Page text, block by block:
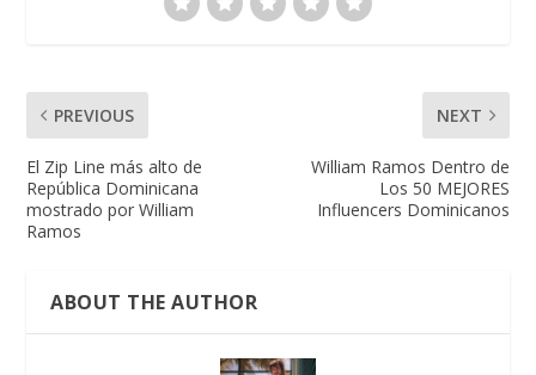
PREVIOUS
El Zip Line más alto de
República Dominicana
mostrado por William
Ramos
NEXT
William Ramos Dentro de
Los 50 MEJORES
Influencers Dominicanos
ABOUT THE AUTHOR